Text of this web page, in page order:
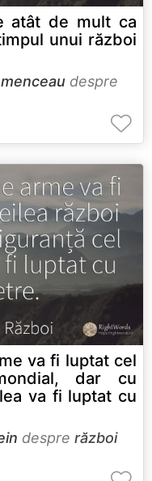
atât de mult ca
unui război
despre
va fi luptat cel
dar cu
va fi luptat cu
despre război